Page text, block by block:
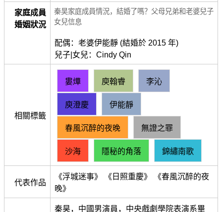
家庭成員
婚姻狀況
秦昊家庭成員情況，結婚了嗎？父母兄弟和老婆兒子
女兒信息
配偶：老婆伊能靜 (結婚於 2015 年)
兒子|女兒：Cindy Qin
相關標籤
婁燁 庾翰睿 李沁
庾澄慶 伊能靜
春風沉醉的夜晚 無證之罪
沙海 隱秘的角落 錦繡南歌
代表作品
《浮城迷事》 《日照重慶》 《春風沉醉的夜
晚》
秦昊，中國男演員，中央戲劇學院表演系畢